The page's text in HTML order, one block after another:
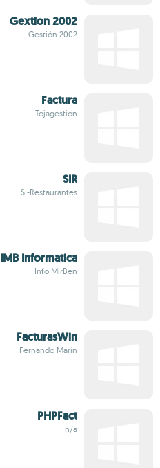
Gextion 2002
Gestión 2002
Factura
Tojagestion
SIR
SI-Restaurantes
IMB Informatica
Info MirBen
FacturasWin
Fernando Marín
PHPFact
n/a